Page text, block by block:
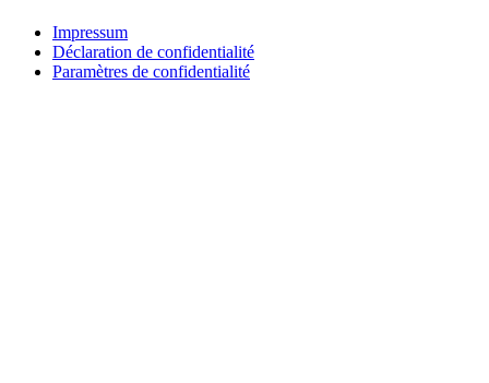
Impressum
Déclaration de confidentialité
Paramètres de confidentialité